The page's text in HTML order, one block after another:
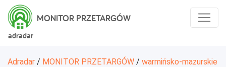
adradar
MONITOR PRZETARGÓW
Adradar / MONITOR PRZETARGÓW / warmińsko-mazurskie